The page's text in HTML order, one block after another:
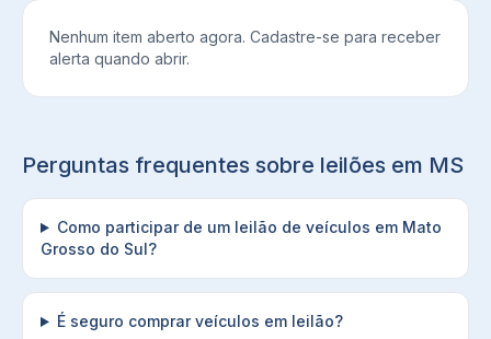
Nenhum item aberto agora. Cadastre-se para receber
alerta quando abrir.
Perguntas frequentes sobre leilões em MS
Como participar de um leilão de veículos em Mato
Grosso do Sul?
É seguro comprar veículos em leilão?